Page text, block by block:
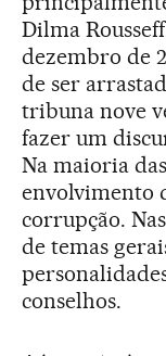
Dilma
dezembro de
de ser
tribuna nove
fazer um
Na maioria
envolvimento
corrupção.
de temas
conselhos.